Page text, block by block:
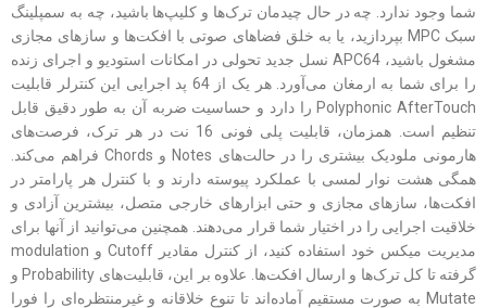
شما وجود ندارد. چه در حال چیدمان ترک‌ها و کلیپ‌ها باشید، چه به سمپلینگ
سبک MPC بپردازید، یا به خلق فضاهای صوتی با افکت‌ها و سازهای مجازی
مشغول باشید، APC64 نسل جدید تحولی در امکانات استودیو و اجرای زنده
را برای شما به ارمغان می‌آورد. هر یک از 64 پد اجرایی این کنترلر قابلیت
Polyphonic AfterTouch را دارد و حساسیت ضربه آن به طور دقیق قابل
تنظیم است. همزمان، قابلیت پلی فونی 16 نت در هر ترک، فرصت‌های
هارمونی ملودیک بیشتری را در حالت‌های Notes و Chords فراهم می‌کند.
همگی هشت نوار لمسی با عملکرد پیوسته دارند و با کنترل هر پارامتر در
افکت‌ها، سازهای مجازی و حتی ابزارهای خارجی متصل، بیشترین آزادی و
خلاقیت اجرایی را در اختیار شما قرار می‌دهند. همچنین می‌توانید از آنها برای
مدیریت میکس خود استفاده کنید، از کنترل مقادیر Cutoff و modulation
گرفته تا کل ترک‌ها و ارسال افکت‌ها. علاوه بر این، قابلیت‌های Probability و
Mutate به صورت مستقیم آماده‌‎اند تا تنوع خلاقانه و غیرمنتظره‌ای را فورا